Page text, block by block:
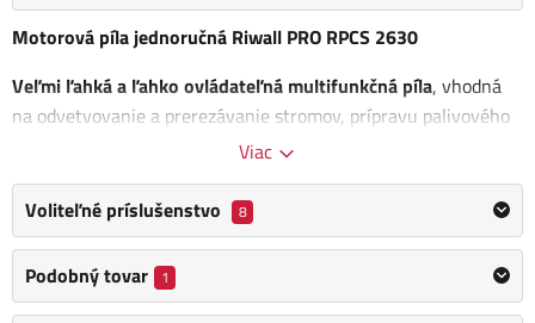
Motorová píla jednoručná Riwall PRO RPCS 2630
Veľmi ľahká a ľahko ovládateľná multifunkčná píla, vhodná
na odvetvovanie a prerezávanie stromov, prípravu palivového
dreva s menším priemerom a ďalšie bežné práce okolo domu.
dispozícii zdroj prúdu.
Vďaka veľmi ľahkej konštrukcii jevhodná aj napr. pre tesárov
pracujúcich na strechách alebo arboristov prerezávajúcich
koruny stromov. Pre prácu vo výškach je vybavená očkom na
Viac
Voliteľné príslušenstvo 8
Podobný tovar 1